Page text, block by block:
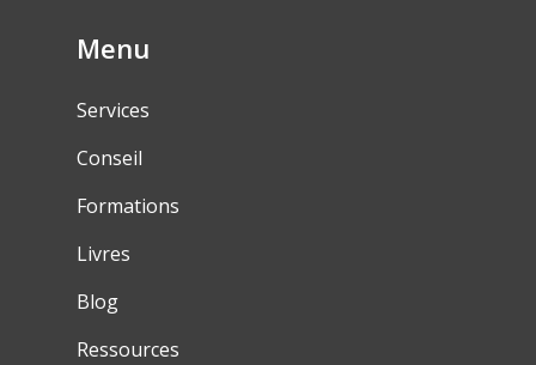
Menu
Services
Conseil
Formations
Livres
Blog
Ressources